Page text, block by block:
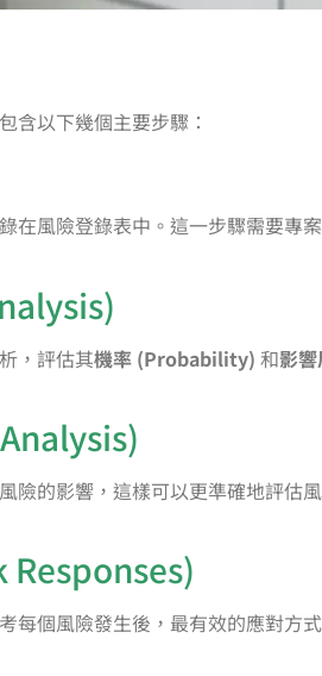
含以下幾個主要步驟：
在風險登錄表中。這一步驟需要專
，評估其機率 (Probability) 和影
險的影響，這樣可以更準確地評估
Responses)
每個風險發生後，最有效的應對方